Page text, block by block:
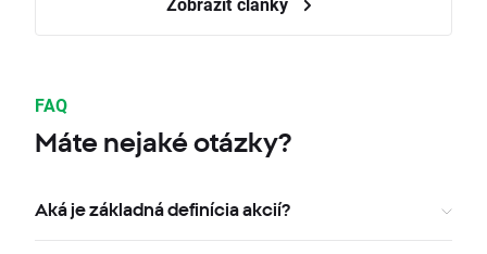
FAQ
Máte nejaké otázky?
Aká je základná definícia akcií?